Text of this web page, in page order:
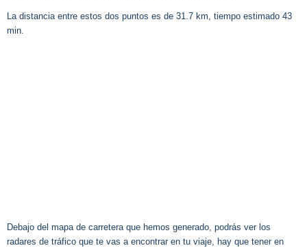
La distancia entre estos dos puntos es de 31.7 km, tiempo estimado 43
min.
Debajo del mapa de carretera que hemos generado, podrás ver los
radares de tráfico que te vas a encontrar en tu viaje, hay que tener en